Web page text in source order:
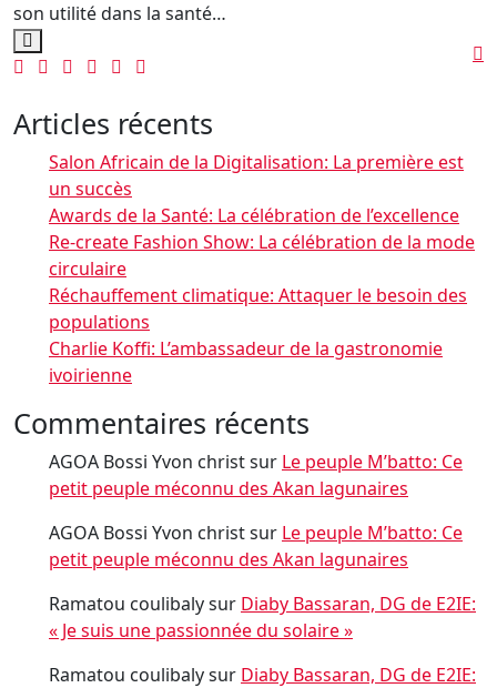
son utilité dans la santé…
Articles récents
Salon Africain de la Digitalisation: La première est
un succès
Awards de la Santé: La célébration de l’excellence
Re-create Fashion Show: La célébration de la mode
circulaire
Réchauffement climatique: Attaquer le besoin des
populations
Charlie Koffi: L’ambassadeur de la gastronomie
ivoirienne
Commentaires récents
AGOA Bossi Yvon christsur Le peuple M’batto: Ce
petit peuple méconnu des Akan lagunaires
AGOA Bossi Yvon christsur Le peuple M’batto: Ce
petit peuple méconnu des Akan lagunaires
Ramatou coulibalysur Diaby Bassaran, DG de E2IE:
« Je suis une passionnée du solaire »
Ramatou coulibalysur Diaby Bassaran, DG de E2IE: